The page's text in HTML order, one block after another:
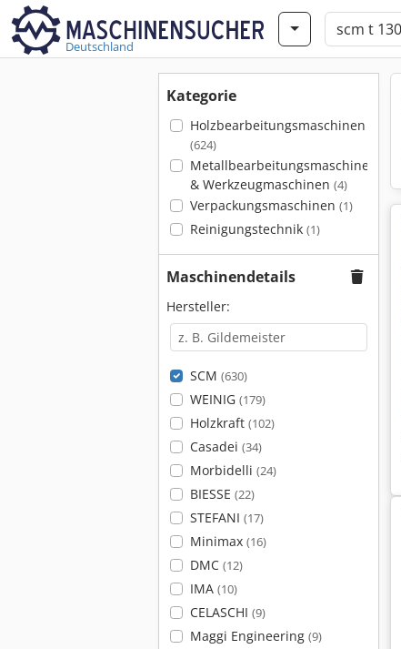
Deutschland
Kategorie
Holzbearbeitungsmaschinen
(624)
Metallbearbeitungsmaschinen
& Werkzeugmaschinen (4)
Verpackungsmaschinen (1)
Reinigungstechnik (1)
Maschinendetails
Hersteller:
SCM (630)
WEINIG (179)
Holzkraft (102)
Casadei (34)
Morbidelli (24)
BIESSE (22)
STEFANI (17)
Minimax (16)
DMC (12)
IMA (10)
CELASCHI (9)
Maggi Engineering (9)